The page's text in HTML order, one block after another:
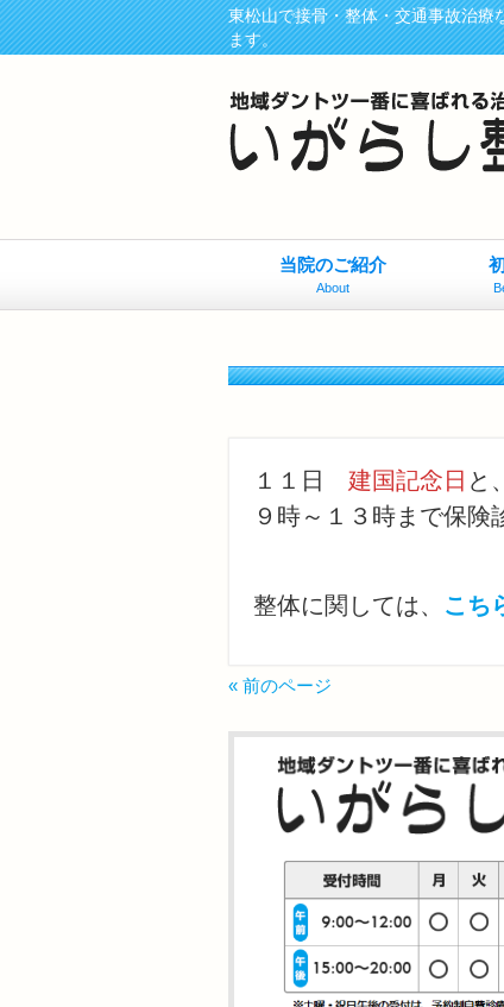
東松山で接骨・整体・交通事故治
ます。
当院のご紹介
About
１１日 建国記念日 と
９時～１３時まで保険
整体に関しては、 こち
« 前のページ